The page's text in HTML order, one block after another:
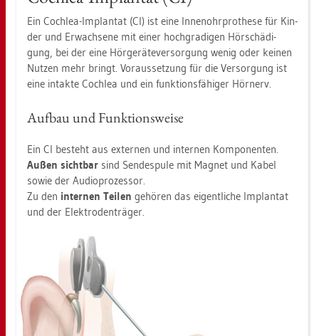
Ein Co­ch­lea-Im­plan­tat (CI) ist eine In­nen­ohr­pro­the­se für Kin­
der und Er­wach­se­ne mit einer hoch­gra­di­gen Hör­schä­di­
gung, bei der eine Hör­ge­rä­te­ver­sor­gung wenig oder kei­nen
Nut­zen mehr bringt. Vor­aus­set­zung für die Ver­sor­gung ist
eine in­tak­te Co­ch­lea und ein funk­ti­ons­fä­hi­ger Hör­nerv.
Auf­bau und Funk­ti­ons­wei­se
Ein CI be­steht aus ex­ter­nen und in­ter­nen Kom­po­nen­ten.
Außen sicht­bar sind Sen­des­pu­le mit Ma­gnet und Kabel
sowie der Au­dio­pro­zes­sor.
Zu den in­ter­nen Tei­len ge­hö­ren das ei­gent­li­che Im­plan­tat
und der Elek­tro­den­trä­ger.